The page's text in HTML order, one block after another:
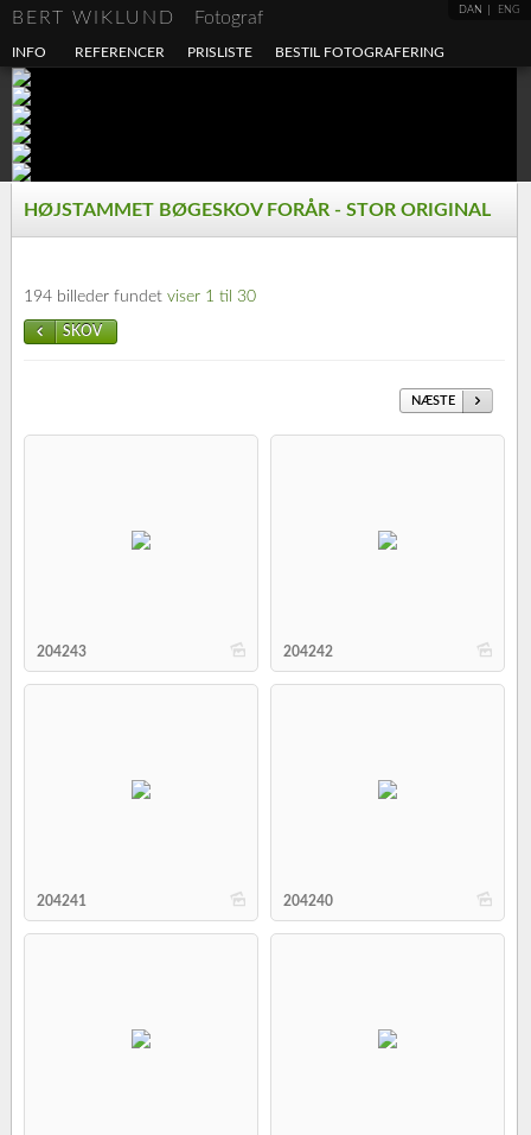
DAN ENG
BERT WIKLUND Fotograf
INFO REFERENCER PRISLISTE BESTIL FOTOGRAFERING
HØJSTAMMET BØGESKOV FORÅR - STOR ORIGINAL
194 billeder fundet viser 1 til 30
SKOV
NÆSTE
b
204243 b
204242
b
204241 b
204240